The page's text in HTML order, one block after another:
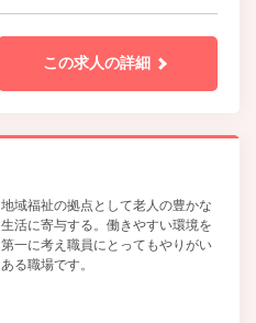
この求人の詳細
地域福祉の拠点として老人の豊かな
生活に寄与する。働きやすい環境を
第一に考え職員にとってもやりがい
ある職場です。